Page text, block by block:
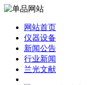
网站首页
仪器设备
新闻公告
行业新闻
兰光文献